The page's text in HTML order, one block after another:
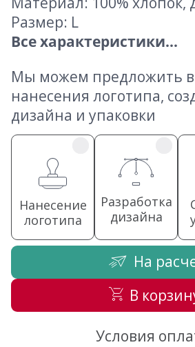
Размер: L
Все характеристики...
Мы можем предложить
нанесения логотипа,
дизайна и упаковки
Нанесение
логотипа
Разработка
дизайна
На
В
Условия